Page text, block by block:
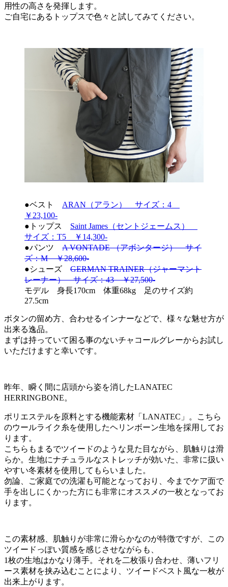
用性の高さを発揮します。
ご自宅にあるトップスで色々と試してみてください。
●ベスト ARAN（アラン） サイズ：4
￥23,100-
●トップス Saint James（セントジェームス）
サイズ：T5 ￥14,300-
●パンツ A VONTADE （アボンタージ） サイ
ズ：M ￥28,600-
●シューズ GERMAN TRAINER（ジャーマント
レーナー） サイズ：43 ￥27,500-
モデル 身長170cm 体重68kg 足のサイズ約
27.5cm
ボタンの留め方、合わせるインナーなどで、様々な魅せ方が
出来る逸品。
まずは持っていて困る事のないチャコールグレーからお試し
いただけますと幸いです。
昨年、瞬く間に店頭から姿を消したLANATEC
HERRINGBONE。
ポリエステルを原料とする機能素材「LANATEC」。こちら
のウールライク糸を使用したヘリンボーン生地を採用してお
ります。
こちらもまるでツイードのような見た目ながら、肌触りは滑
らか。生地にナチュラルなストレッチが効いた、非常に扱い
やすい冬素材を使用してもらいました。
勿論、ご家庭での洗濯も可能となっており、今までケア面で
手を出しにくかった方にも非常にオススメの一枚となってお
ります。
この素材感、肌触りが非常に滑らかなのが特徴ですが、この
ツイードっぽい質感を感じさせながらも、
1枚の生地はかなり薄手。それを二枚張り合わせ、薄いフリ
ース素材を挟み込むことにより、ツイードベスト風な一枚が
出来上がります。